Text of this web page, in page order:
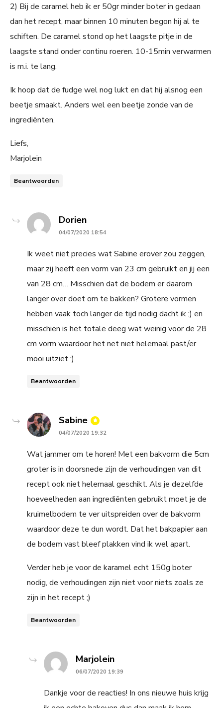
2) Bij de caramel heb ik er 50gr minder boter in gedaan
dan het recept, maar binnen 10 minuten begon hij al te
schiften. De caramel stond op het laagste pitje in de
laagste stand onder continu roeren. 10-15min verwarmen
is m.i. te lang.
Ik hoop dat de fudge wel nog lukt en dat hij alsnog een
beetje smaakt. Anders wel een beetje zonde van de
ingrediënten.
Liefs,
Marjolein
Beantwoorden
Doriensays:
04/07/2020 18:54
Ik weet niet precies wat Sabine erover zou zeggen,
maar zij heeft een vorm van 23 cm gebruikt en jij een
van 28 cm… Misschien dat de bodem er daarom
langer over doet om te bakken? Grotere vormen
hebben vaak toch langer de tijd nodig dacht ik ;) en
misschien is het totale deeg wat weinig voor de 28
cm vorm waardoor het net niet helemaal past/er
mooi uitziet :)
Beantwoorden
Sabine says:
04/07/2020 19:32
Wat jammer om te horen! Met een bakvorm die 5cm
groter is in doorsnede zijn de verhoudingen van dit
recept ook niet helemaal geschikt. Als je dezelfde
hoeveelheden aan ingrediënten gebruikt moet je de
kruimelbodem te ver uitspreiden over de bakvorm
waardoor deze te dun wordt. Dat het bakpapier aan
de bodem vast bleef plakken vind ik wel apart.
Verder heb je voor de karamel echt 150g boter
nodig, de verhoudingen zijn niet voor niets zoals ze
zijn in het recept ;)
Beantwoorden
Marjoleinsays:
06/07/2020 19:39
Dankje voor de reacties! In ons nieuwe huis krijg